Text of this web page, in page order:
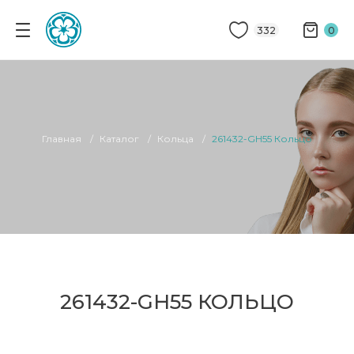
332 0
Главная Каталог Кольца 261432-GH55 Кольцо
261432-GH55 КОЛЬЦО